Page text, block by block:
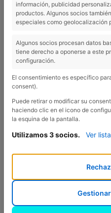
El estallido de la
cualquier sitio, pero hay
información, publicidad
productos. Algunos socios
especiales como geolocalización
Algunos socios procesan datos
tiene derecho a oponerse a este
configuración.
El consentimiento es específico
consent).
Puede retirar o modificar su
haciendo clic en el icono de
la esquina de la pantalla.
Utilizamos 3 socios. Ver